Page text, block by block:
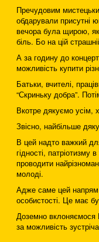
Пречудовим
обдарували присутні
вечора була щирою,
біль. Бо на цій
А за годину до
можливість купити
Батьки, вчителі,
“Скриньку добра”.
Вкотре дякуємо усім,
Звісно, найбільше
В цей надто важкий
гідності, патріотизму
проводити
молоді.
Адже саме цей напрям
особистості. Це має
Доземно вклоняємося
за можливість